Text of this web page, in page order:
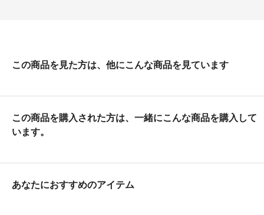
この商品を見た方は、他にこんな商品を見ています
この商品を購入された方は、一緒にこんな商品を購入して
います。
あなたにおすすめのアイテム